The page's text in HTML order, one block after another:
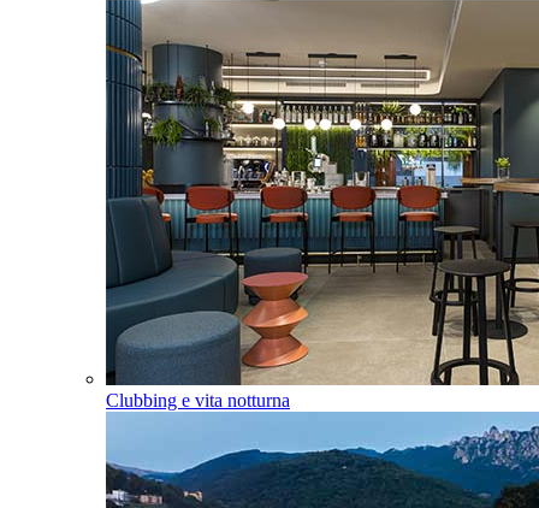
Clubbing e vita notturna